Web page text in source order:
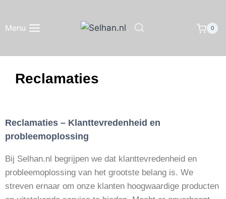
Menu 0
Reclamaties
Reclamaties – Klanttevredenheid en
probleemoplossing
Bij Selhan.nl begrijpen we dat klanttevredenheid en
probleemoplossing van het grootste belang is. We
streven ernaar om onze klanten hoogwaardige producten